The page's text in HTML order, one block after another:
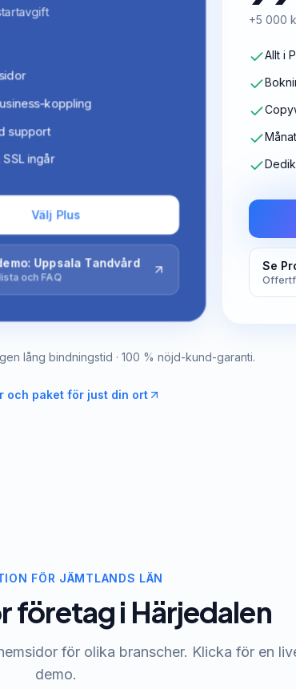
koppling
support
SSL ingår
Välj Plus
Uppsala Tandvård
och FAQ
+5 000
Allt i
Se
lång bindningstid · 100 % nöjd-kund-garanti.
och paket för just din ort
FÖR JÄMTLANDS LÄN
företag i Härjedalen
för olika branscher. Klicka för en
demo.